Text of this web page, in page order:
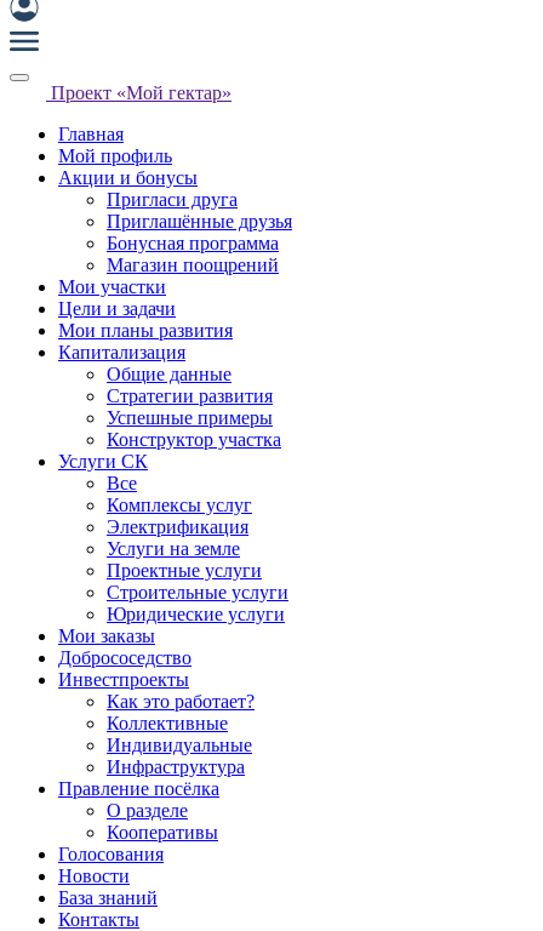
Проект «Мой гектар»
Главная
Мой профиль
Акции и бонусы
Пригласи друга
Приглашённые друзья
Бонусная программа
Магазин поощрений
Мои участки
Цели и задачи
Мои планы развития
Капитализация
Общие данные
Стратегии развития
Успешные примеры
Конструктор участка
Услуги СК
Все
Комплексы услуг
Электрификация
Услуги на земле
Проектные услуги
Строительные услуги
Юридические услуги
Мои заказы
Добрососедство
Инвестпроекты
Как это работает?
Коллективные
Индивидуальные
Инфраструктура
Правление посёлка
О разделе
Кооперативы
Голосования
Новости
База знаний
Контакты